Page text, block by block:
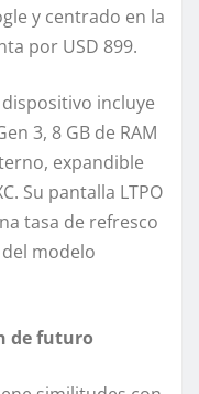
y centrado en la
por USD 899.
incluye
3, 8 GB de RAM
expandible
Su pantalla LTPO
tasa de refresco
modelo
de futuro